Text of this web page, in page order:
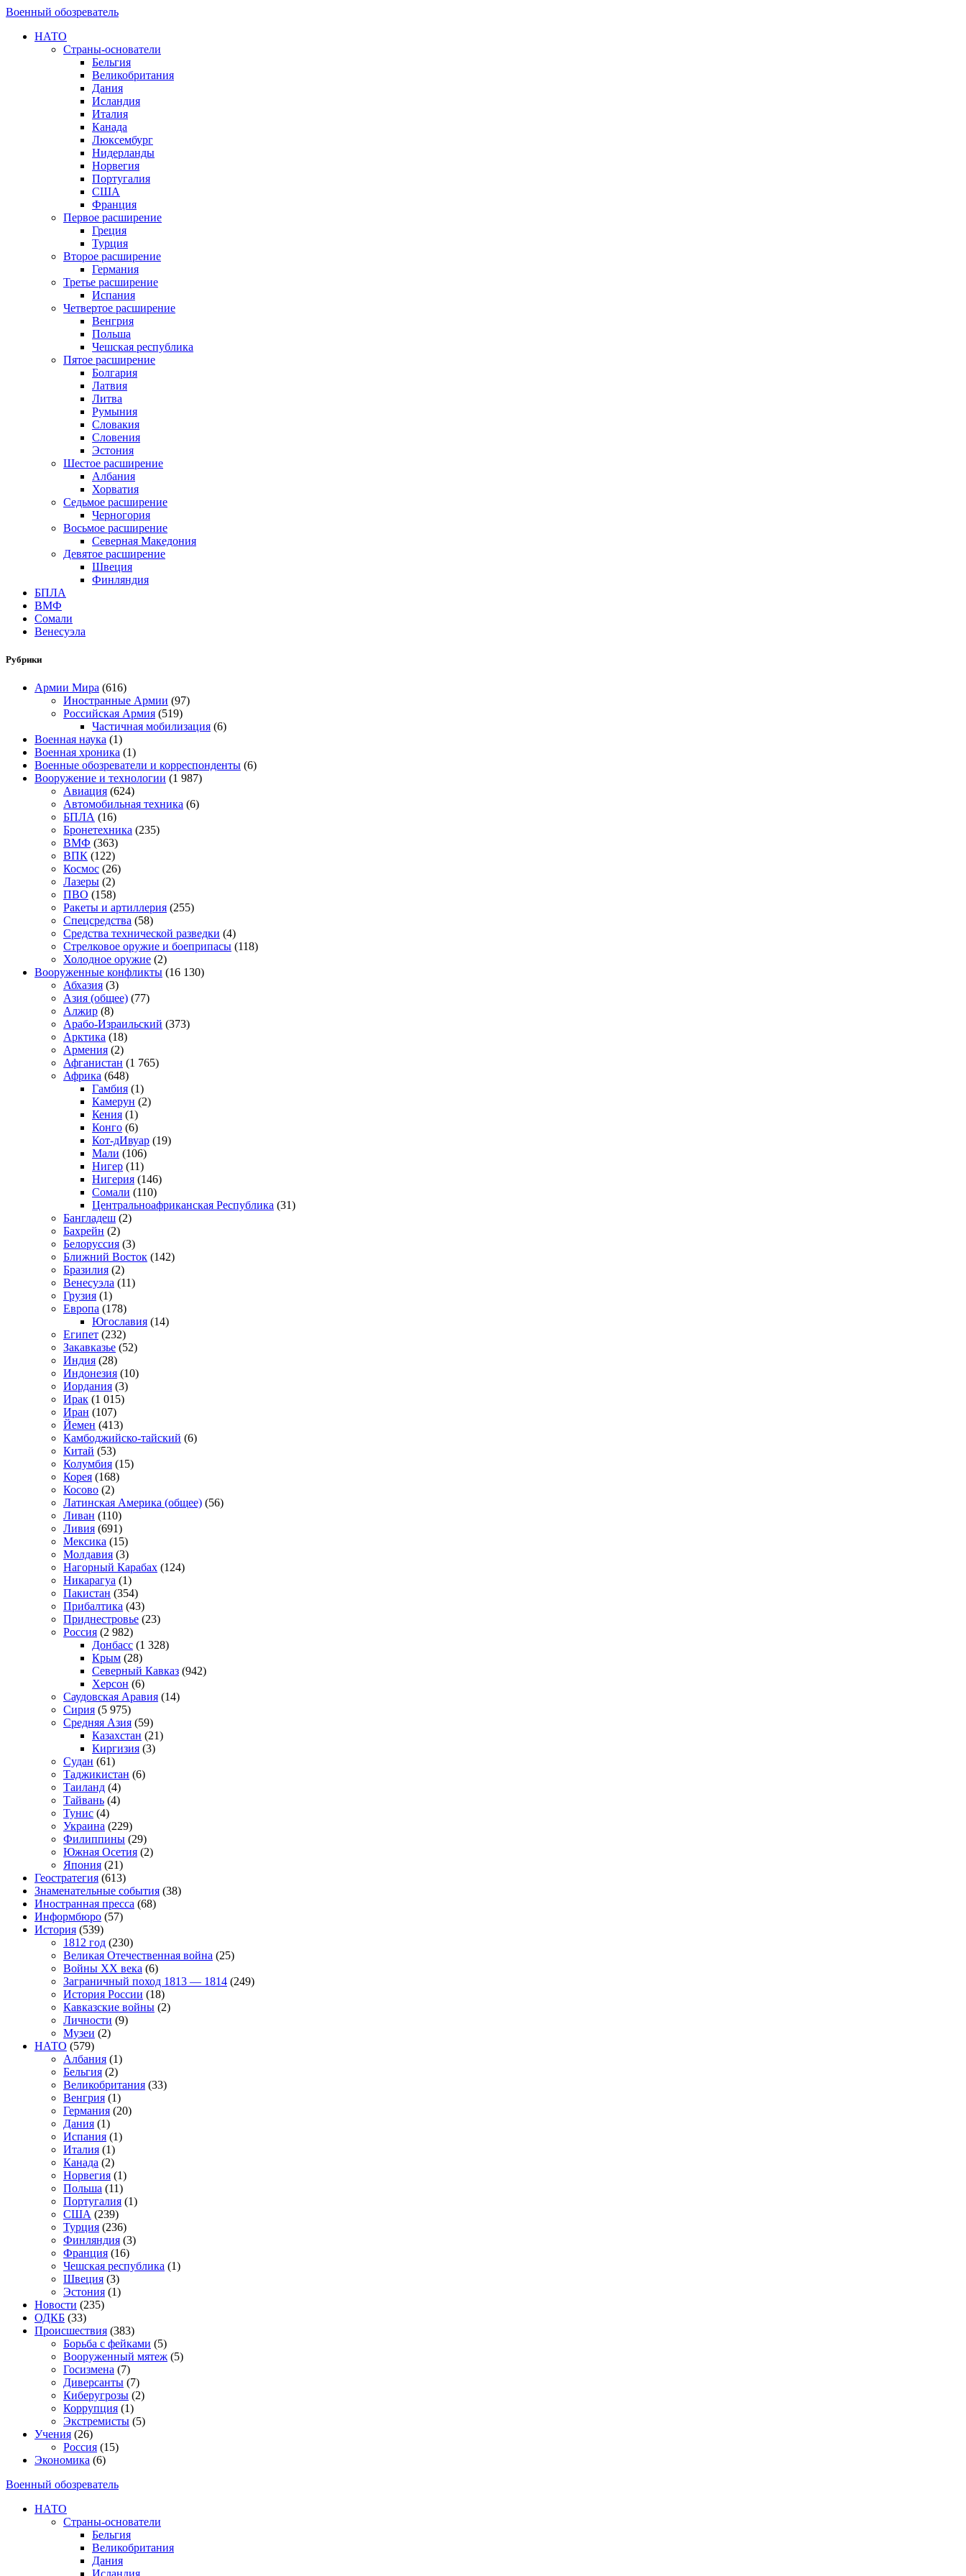
Военный обозреватель
НАТО
Страны-основатели
Бельгия
Великобритания
Дания
Исландия
Италия
Канада
Люксембург
Нидерланды
Норвегия
Португалия
США
Франция
Первое расширение
Греция
Турция
Второе расширение
Германия
Третье расширение
Испания
Четвертое расширение
Венгрия
Польша
Чешская республика
Пятое расширение
Болгария
Латвия
Литва
Румыния
Словакия
Словения
Эстония
Шестое расширение
Албания
Хорватия
Седьмое расширение
Черногория
Восьмое расширение
Северная Македония
Девятое расширение
Швеция
Финляндия
БПЛА
ВМФ
Сомали
Венесуэла
Рубрики
Армии Мира (616)
Иностранные Армии (97)
Российская Армия (519)
Частичная мобилизация (6)
Военная наука (1)
Военная хроника (1)
Военные обозреватели и корреспонденты (6)
Вооружение и технологии (1 987)
Авиация (624)
Автомобильная техника (6)
БПЛА (16)
Бронетехника (235)
ВМФ (363)
ВПК (122)
Космос (26)
Лазеры (2)
ПВО (158)
Ракеты и артиллерия (255)
Спецсредства (58)
Средства технической разведки (4)
Стрелковое оружие и боеприпасы (118)
Холодное оружие (2)
Вооруженные конфликты (16 130)
Абхазия (3)
Азия (общее) (77)
Алжир (8)
Арабо-Израильский (373)
Арктика (18)
Армения (2)
Афганистан (1 765)
Африка (648)
Гамбия (1)
Камерун (2)
Кения (1)
Конго (6)
Кот-дИвуар (19)
Мали (106)
Нигер (11)
Нигерия (146)
Сомали (110)
Центральноафриканская Республика (31)
Бангладеш (2)
Бахрейн (2)
Белоруссия (3)
Ближний Восток (142)
Бразилия (2)
Венесуэла (11)
Грузия (1)
Европа (178)
Югославия (14)
Египет (232)
Закавказье (52)
Индия (28)
Индонезия (10)
Иордания (3)
Ирак (1 015)
Иран (107)
Йемен (413)
Камбоджийско-тайский (6)
Китай (53)
Колумбия (15)
Корея (168)
Косово (2)
Латинская Америка (общее) (56)
Ливан (110)
Ливия (691)
Мексика (15)
Молдавия (3)
Нагорный Карабах (124)
Никарагуа (1)
Пакистан (354)
Прибалтика (43)
Приднестровье (23)
Россия (2 982)
Донбасс (1 328)
Крым (28)
Северный Кавказ (942)
Херсон (6)
Саудовская Аравия (14)
Сирия (5 975)
Средняя Азия (59)
Казахстан (21)
Киргизия (3)
Судан (61)
Таджикистан (6)
Таиланд (4)
Тайвань (4)
Тунис (4)
Украина (229)
Филиппины (29)
Южная Осетия (2)
Япония (21)
Геостратегия (613)
Знаменательные события (38)
Иностранная пресса (68)
Информбюро (57)
История (539)
1812 год (230)
Великая Отечественная война (25)
Войны XX века (6)
Заграничный поход 1813 — 1814 (249)
История России (18)
Кавказские войны (2)
Личности (9)
Музеи (2)
НАТО (579)
Албания (1)
Бельгия (2)
Великобритания (33)
Венгрия (1)
Германия (20)
Дания (1)
Испания (1)
Италия (1)
Канада (2)
Норвегия (1)
Польша (11)
Португалия (1)
США (239)
Турция (236)
Финляндия (3)
Франция (16)
Чешская республика (1)
Швеция (3)
Эстония (1)
Новости (235)
ОДКБ (33)
Происшествия (383)
Борьба с фейками (5)
Вооруженный мятеж (5)
Госизмена (7)
Диверсанты (7)
Киберугрозы (2)
Коррупция (1)
Экстремисты (5)
Учения (26)
Россия (15)
Экономика (6)
Военный обозреватель
НАТО
Страны-основатели
Бельгия
Великобритания
Дания